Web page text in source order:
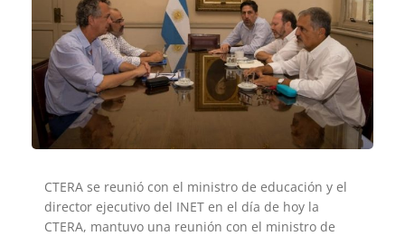
CTERA se reunió con el ministro de educación y el
director ejecutivo del INET en el día de hoy la
CTERA, mantuvo una reunión con el ministro de